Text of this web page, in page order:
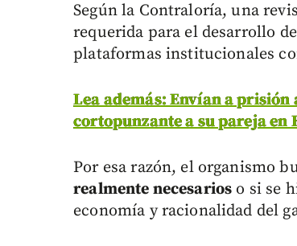
Según la Contraloría, una
requerida para el desarrollo
plataformas institucionales
Lea además: Envían a
cortopunzante a su pareja en
Por esa razón, el organismo
realmente necesarios o si se
economía y racionalidad del